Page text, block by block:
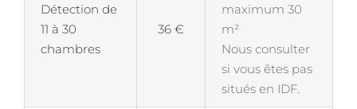
Détection de
11 à 30
chambres
36 €
maximum 30
m²
Nous consulter
si vous êtes pas
situés en IDF.